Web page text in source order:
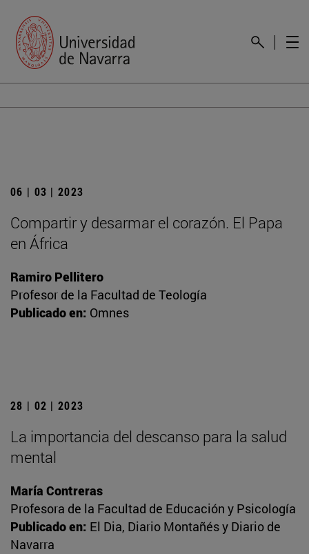
06 | 03 | 2023
Compartir y desarmar el corazón. El Papa
en África
Ramiro Pellitero
Profesor de la Facultad de Teología
Publicado en: Omnes
28 | 02 | 2023
La importancia del descanso para la salud
mental
María Contreras
Profesora de la Facultad de Educación y Psicología
Publicado en: El Dia, Diario Montañés y Diario de
Navarra